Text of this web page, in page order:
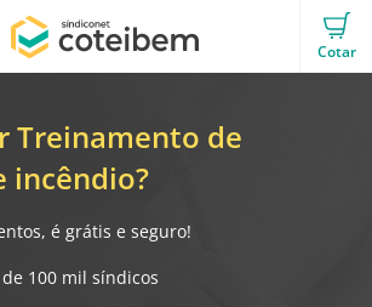
Cotar
Treinamento de
incêndio?
é grátis e seguro!
100 mil síndicos